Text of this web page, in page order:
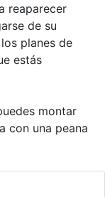
reaparecer
de su
planes de
estás
montar
con una peana